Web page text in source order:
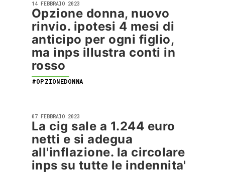
14 FEBBRAIO 2023
Opzione donna, nuovo
rinvio. ipotesi 4 mesi di
anticipo per ogni figlio,
ma inps illustra conti in
rosso
#OPZIONEDONNA
07 FEBBRAIO 2023
La cig sale a 1.244 euro
netti e si adegua
all'inflazione. la circolare
inps su tutte le indennita'